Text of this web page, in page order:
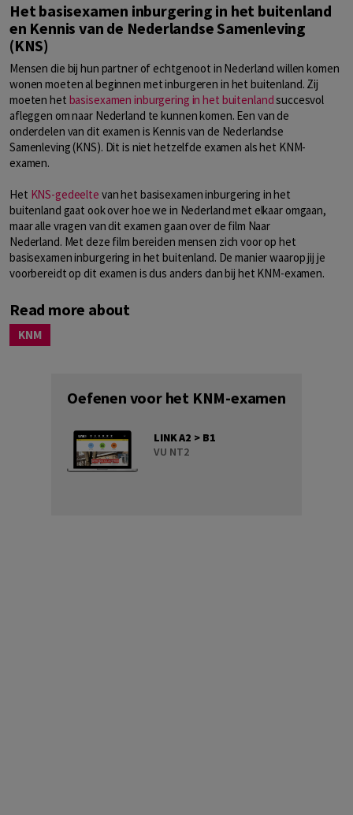
Het basisexamen inburgering in het buitenland
en Kennis van de Nederlandse Samenleving
(KNS)
Mensen die bij hun partner of echtgenoot in Nederland willen komen
wonen moeten al beginnen met inburgeren in het buitenland. Zij
moeten het basisexamen inburgering in het buitenlandsuccesvol
afleggen om naar Nederland te kunnen komen. Een van de
onderdelen van dit examen is Kennis van de Nederlandse
Samenleving (KNS). Dit is niet hetzelfde examen als het KNM-
examen.
Het KNS-gedeelte van het basisexamen inburgering in het
buitenland gaat ook over hoe we in Nederland met elkaar omgaan,
maar alle vragen van dit examen gaan over de film Naar
Nederland. Met deze film bereiden mensen zich voor op het
basisexamen inburgering in het buitenland. De manier waarop jij je
voorbereidt op dit examen is dus anders dan bij het KNM-examen.
Read more about
KNM
Oefenen voor het KNM-examen
LINK A2 > B1
VU NT2